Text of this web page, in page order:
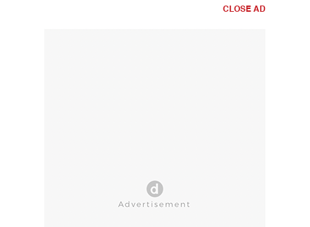
CLOSE AD